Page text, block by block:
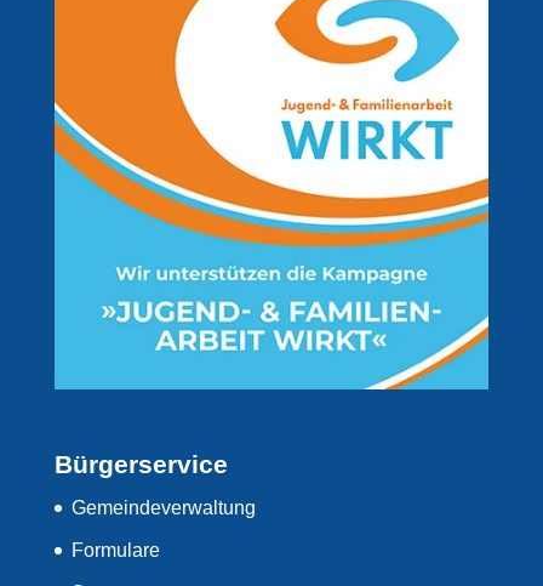
Bürgerservice
Gemeindeverwaltung
Formulare